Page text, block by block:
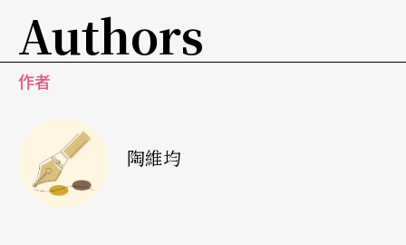
荒物展」、由本地出身的舞蹈團隊以中藥為靈感的
《四氣五味》等節目，其中特別值得一提的是來自
馬來西亞沙巴州亞庇的「卜卜劇場」的演出《下
涉並針砭馬來西亞社會現況，並結合許多亞洲傳統
表演元素，如能劇、京劇、印度的喀地雅彈（Koodi
Authors
作者
陶維均